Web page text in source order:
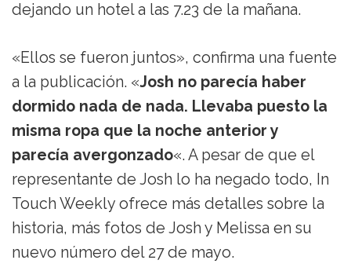
dejando un hotel a las 7.23 de la mañana.
«Ellos se fueron juntos», confirma una fuente
a la publicación. «Josh no parecía haber
dormido nada de nada. Llevaba puesto la
misma ropa que la noche anterior y
parecía avergonzado«. A pesar de que el
representante de Josh lo ha negado todo, In
Touch Weekly ofrece más detalles sobre la
historia, más fotos de Josh y Melissa en su
nuevo número del 27 de mayo.